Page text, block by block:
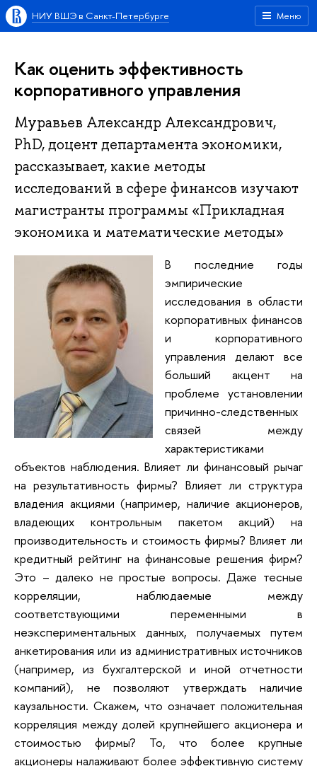
Меню
НИУ ВШЭ в Санкт-Петербурге
Как оценить эффективность
корпоративного управления
Муравьев Александр Александрович,
PhD, доцент департамента экономики,
рассказывает, какие методы
исследований в сфере финансов изучают
магистранты программы «Прикладная
экономика и математические методы»
В последние годы
эмпирические
исследования в области
корпоративных финансов
и корпоративного
управления делают все
больший акцент на
проблеме установлении
причинно-следственных
связей между
характеристиками
объектов наблюдения. Влияет ли финансовый рычаг
на результативность фирмы? Влияет ли структура
владения акциями (например, наличие акционеров,
владеющих контрольным пакетом акций) на
производительность и стоимость фирмы? Влияет ли
кредитный рейтинг на финансовые решения фирм?
Это – далеко не простые вопросы. Даже тесные
корреляции, наблюдаемые между
соответствующими переменными в
неэкспериментальных данных, получаемых путем
анкетирования или из административных источников
(например, из бухгалтерской и иной отчетности
компаний), не позволяют утверждать наличие
каузальности. Скажем, что означает положительная
корреляция между долей крупнейшего акционера и
стоимостью фирмы? То, что более крупные
акционеры налаживают более эффективную систему